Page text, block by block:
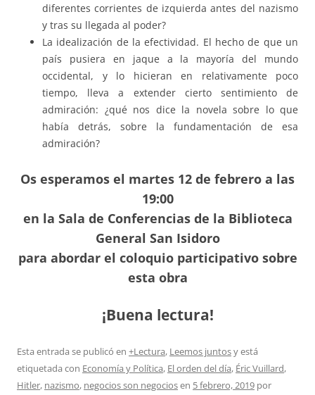
diferentes corrientes de izquierda antes del nazismo
y tras su llegada al poder?
La idealización de la efectividad. El hecho de que un
país pusiera en jaque a la mayoría del mundo
occidental, y lo hicieran en relativamente poco
tiempo, lleva a extender cierto sentimiento de
admiración: ¿qué nos dice la novela sobre lo que
había detrás, sobre la fundamentación de esa
admiración?
Os esperamos el martes 12 de febrero a las
19:00
en la Sala de Conferencias de la Biblioteca
General San Isidoro
para abordar el coloquio participativo sobre
esta obra
¡Buena lectura!
Esta entrada se publicó en +Lectura, Leemos juntosy está
etiquetada con Economía y Política, El orden del día, Éric Vuillard,
Hitler, nazismo, negocios son negociosen 5 febrero, 2019 por